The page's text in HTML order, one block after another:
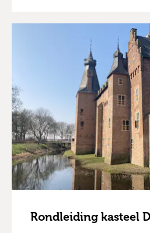
Rondleiding kasteel